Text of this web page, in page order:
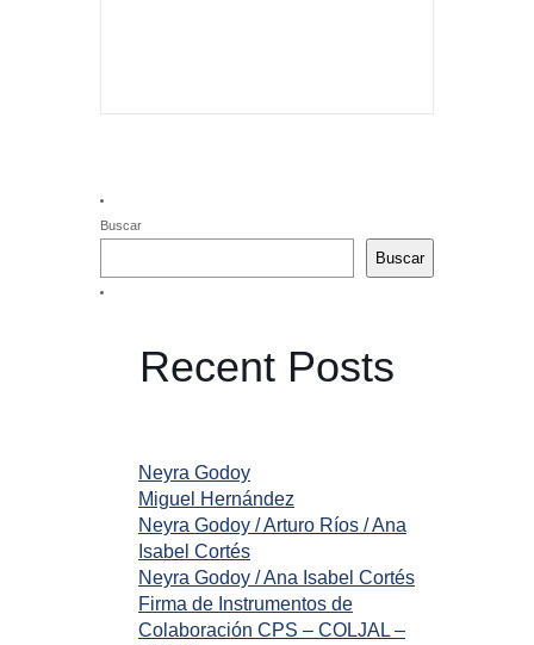
Buscar
Buscar
Recent Posts
Neyra Godoy
Miguel Hernández
Neyra Godoy / Arturo Ríos / Ana
Isabel Cortés
Neyra Godoy / Ana Isabel Cortés
Firma de Instrumentos de
Colaboración CPS – COLJAL –